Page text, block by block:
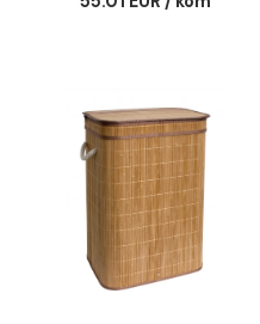
Držač wc četke COPEN
55.01 EUR / kom